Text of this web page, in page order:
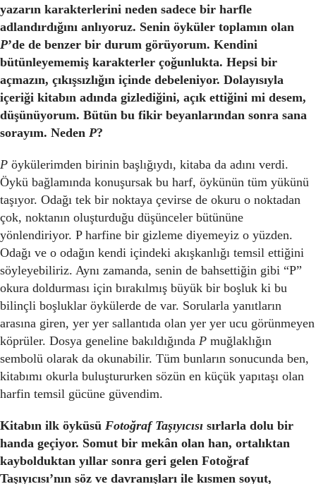
yazarın karakterlerini neden sadece bir harfle
adlandırdığını anlıyoruz. Senin öyküler toplamın olan
P’de de benzer bir durum görüyorum. Kendini
bütünleyememiş karakterler çoğunlukta. Hepsi bir
açmazın, çıkışsızlığın içinde debeleniyor. Dolayısıyla
içeriği kitabın adında gizlediğini, açık ettiğini mi desem,
düşünüyorum. Bütün bu fikir beyanlarından sonra sana
sorayım. Neden P?
P öykülerimden birinin başlığıydı, kitaba da adını verdi.
Öykü bağlamında konuşursak bu harf, öykünün tüm yükünü
taşıyor. Odağı tek bir noktaya çevirse de okuru o noktadan
çok, noktanın oluşturduğu düşünceler bütününe
yönlendiriyor. P harfine bir gizleme diyemeyiz o yüzden.
Odağı ve o odağın kendi içindeki akışkanlığı temsil ettiğini
söyleyebiliriz. Aynı zamanda, senin de bahsettiğin gibi “P”
okura doldurması için bırakılmış büyük bir boşluk ki bu
bilinçli boşluklar öykülerde de var. Sorularla yanıtların
arasına giren, yer yer sallantıda olan yer yer ucu görünmeyen
köprüler. Dosya geneline bakıldığında P muğlaklığın
sembolü olarak da okunabilir. Tüm bunların sonucunda ben,
kitabımı okurla buluştururken sözün en küçük yapıtaşı olan
harfin temsil gücüne güvendim.
Kitabın ilk öyküsü Fotoğraf Taşıyıcısı sırlarla dolu bir
handa geçiyor. Somut bir mekân olan han, ortalıktan
kaybolduktan yıllar sonra geri gelen Fotoğraf
Taşıyıcısı’nın söz ve davranışları ile kısmen soyut,